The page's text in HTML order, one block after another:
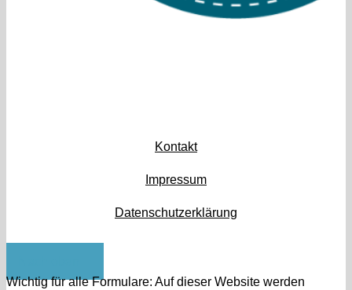
Kontakt
Impressum
Datenschutzerklärung
Wichtig für alle Formulare: Auf dieser Website werden